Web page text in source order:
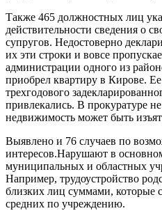
Также 465 должностных лиц
действительности сведения о
супругов. Недостоверно
их эти строки и вовсе
администрации одного из
приобрел квартиру в Кирове.
трехгодового
привлекались. В прокуратуре
недвижимость может быть
Выявлено и 76 случаев по
интересов.Нарушают в
муниципальных и областных
Например, трудоустройство
близких лиц суммами, которые
средних по учреждению.